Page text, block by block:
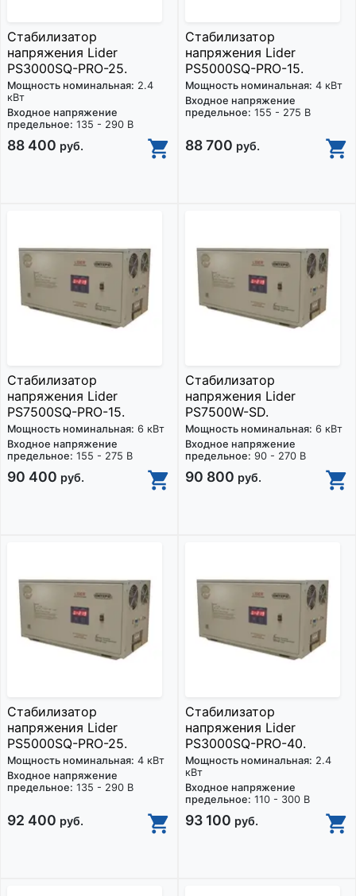
Стабилизатор
напряжения Lider
PS3000SQ-PRO-25.
Мощность номинальная: 2.4
кВт
Входное напряжение
предельное: 135 - 290 В
88 400 руб.
Стабилизатор
напряжения Lider
PS5000SQ-PRO-15.
Мощность номинальная: 4 кВт
Входное напряжение
предельное: 155 - 275 В
88 700 руб.
Стабилизатор
напряжения Lider
PS7500SQ-PRO-15.
Мощность номинальная: 6 кВт
Входное напряжение
предельное: 155 - 275 В
90 400 руб.
Стабилизатор
напряжения Lider
PS7500W-SD.
Мощность номинальная: 6 кВт
Входное напряжение
предельное: 90 - 270 В
90 800 руб.
Стабилизатор
напряжения Lider
PS5000SQ-PRO-25.
Мощность номинальная: 4 кВт
Входное напряжение
предельное: 135 - 290 В
92 400 руб.
Стабилизатор
напряжения Lider
PS3000SQ-PRO-40.
Мощность номинальная: 2.4
кВт
Входное напряжение
предельное: 110 - 300 В
93 100 руб.